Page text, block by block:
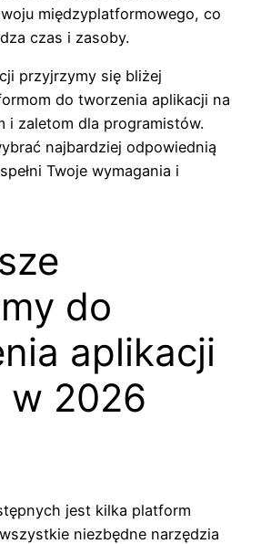
międzyplatformowego, co
czas i zasoby.
przyjrzymy się bliżej
do tworzenia aplikacji na
i zaletom dla programistów.
najbardziej odpowiednią
Twoje wymagania i
do
aplikacji
w 2026
jest kilka platform
niezbędne narzędzia